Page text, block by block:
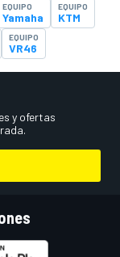
EQUIPO
Yamaha
EQUIPO
KTM
EQUIPO
VR46
y ofertas